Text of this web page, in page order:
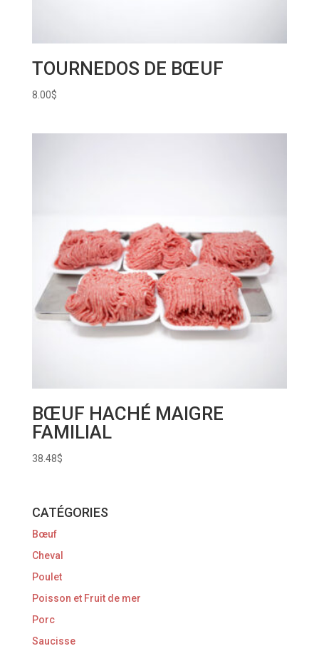
TOURNEDOS DE BŒUF
8.00$
BŒUF HACHÉ MAIGRE
FAMILIAL
38.48$
CATÉGORIES
Bœuf
Cheval
Poulet
Poisson et Fruit de mer
Porc
Saucisse